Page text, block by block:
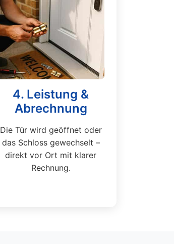
4. Leistung &
Abrechnung
Die Tür wird geöffnet oder
das Schloss gewechselt –
direkt vor Ort mit klarer
Rechnung.